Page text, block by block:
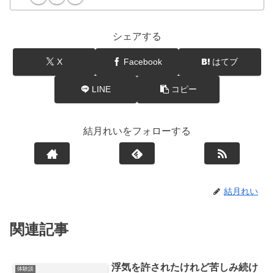
シェアする
X Facebook はてブ
LINE コピー
結月れいをフォローする
結月れい
関連記事
体験談
浮気を許されたけれど苦しみ続け